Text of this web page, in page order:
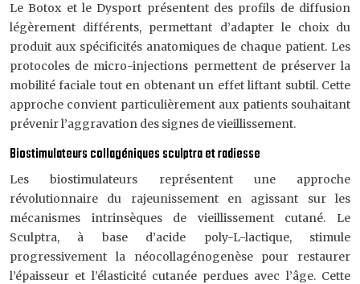
Le Botox et le Dysport présentent des profils de diffusion
légèrement différents, permettant d’adapter le choix du
produit aux spécificités anatomiques de chaque patient. Les
protocoles de micro-injections permettent de préserver la
mobilité faciale tout en obtenant un effet liftant subtil. Cette
approche convient particulièrement aux patients souhaitant
prévenir l’aggravation des signes de vieillissement.
Biostimulateurs collagéniques sculptra et radiesse
Les biostimulateurs représentent une approche
révolutionnaire du rajeunissement en agissant sur les
mécanismes intrinsèques de vieillissement cutané. Le
Sculptra, à base d’acide poly-L-lactique, stimule
progressivement la néocollagénogenèse pour restaurer
l’épaisseur et l’élasticité cutanée perdues avec l’âge. Cette